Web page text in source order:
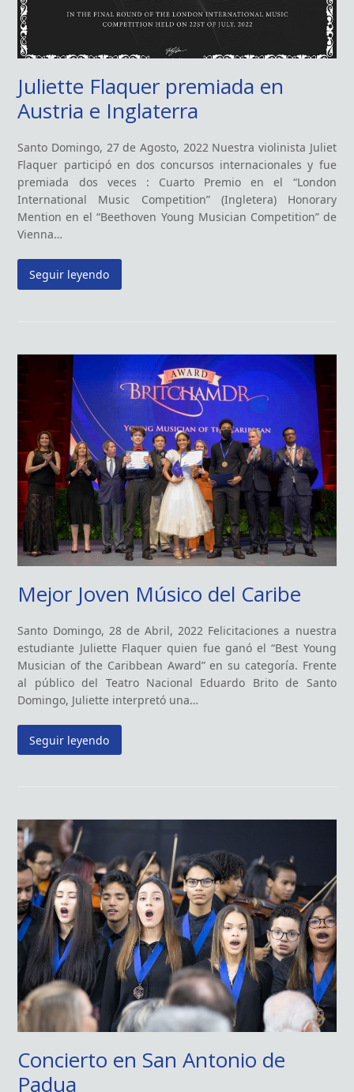
Juliette Flaquer premiada en
Austria e Inglaterra
Santo Domingo, 27 de Agosto, 2022 Nuestra violinista Juliet
Flaquer participó en dos concursos internacionales y fue
premiada dos veces : Cuarto Premio en el “London
International Music Competition” (Ingletera) Honorary
Mention en el “Beethoven Young Musician Competition” de
Vienna…
Seguir leyendo
Mejor Joven Músico del Caribe
Santo Domingo, 28 de Abril, 2022 Felicitaciones a nuestra
estudiante Juliette Flaquer quien fue ganó el “Best Young
Musician of the Caribbean Award” en su categoría. Frente
al público del Teatro Nacional Eduardo Brito de Santo
Domingo, Juliette interpretó una…
Seguir leyendo
Concierto en San Antonio de
Padua